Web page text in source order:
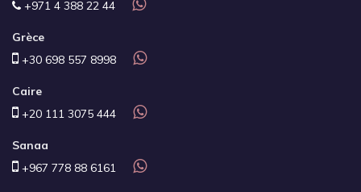
+971 4 388 22 44
Grèce
+30 698 557 8998
Caire
+20 111 3075 444
Sanaa
+967 778 88 6161